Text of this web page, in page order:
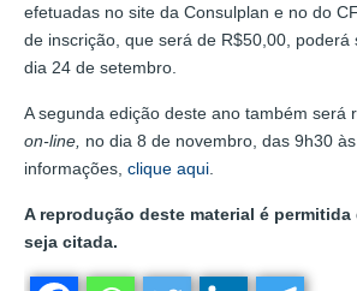
efetuadas no site da Consulplan e no do
de inscrição, que será de R$50,00, poderá
dia 24 de setembro.
A segunda edição deste ano também será
on-line, no dia 8 de novembro, das 9h30
informações, clique aqui
A reprodução deste material é
seja citada.